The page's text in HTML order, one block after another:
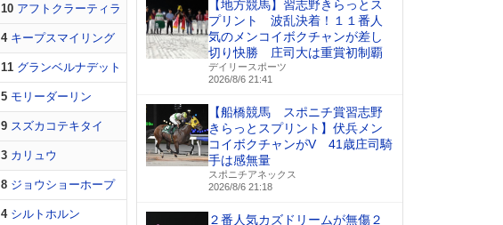
10 アフトクラーティラ
4 キープスマイリング
11 グランベルナデット
5 モリーダーリン
9 スズカコテキタイ
3 カリュウ
8 ジョウショーホープ
4 シルトホルン
【地方競馬】習志野きらっとス
プリント 波乱決着！１１番人
気のメンコイボクチャンが差し
切り快勝 庄司大は重賞初制覇
デイリースポーツ
2026/8/6 21:41
【船橋競馬 スポニチ賞習志野
きらっとスプリント】伏兵メン
コイボクチャンがV 41歳庄司騎
手は感無量
スポニチアネックス
2026/8/6 21:18
２番人気カズドリームが無傷２